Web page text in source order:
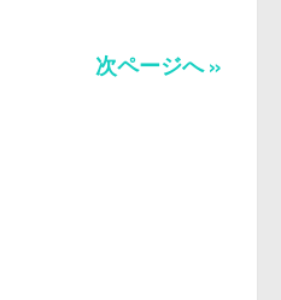
次ページへ »